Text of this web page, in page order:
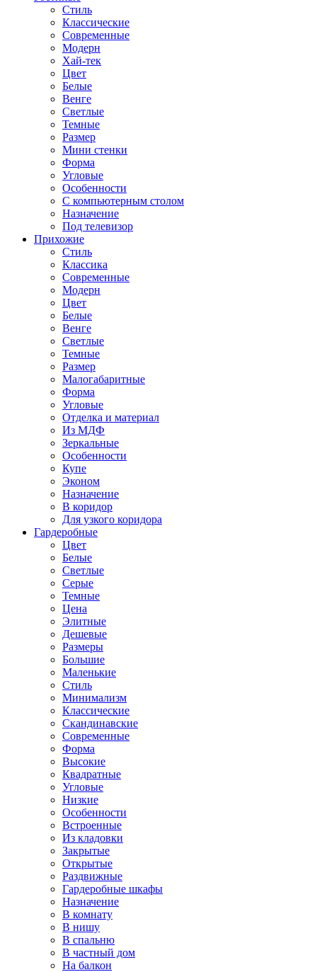
Стиль
Классические
Современные
Модерн
Хай-тек
Цвет
Белые
Венге
Светлые
Темные
Размер
Мини стенки
Форма
Угловые
Особенности
С компьютерным столом
Назначение
Под телевизор
Прихожие
Стиль
Классика
Современные
Модерн
Цвет
Белые
Венге
Светлые
Темные
Размер
Малогабаритные
Форма
Угловые
Отделка и материал
Из МДФ
Зеркальные
Особенности
Купе
Эконом
Назначение
В коридор
Для узкого коридора
Гардеробные
Цвет
Белые
Светлые
Серые
Темные
Цена
Элитные
Дешевые
Размеры
Большие
Маленькие
Стиль
Минимализм
Классические
Скандинавские
Современные
Форма
Высокие
Квадратные
Угловые
Низкие
Особенности
Встроенные
Из кладовки
Закрытые
Открытые
Раздвижные
Гардеробные шкафы
Назначение
В комнату
В нишу
В спальню
В частный дом
На балкон